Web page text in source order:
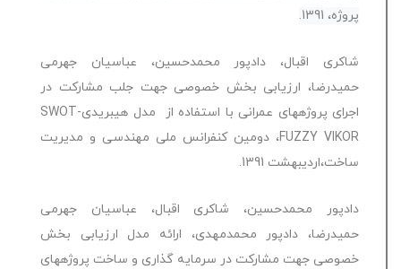
پروژه، 1391.
شاکری اقبال، دادپور محمدحسین، عباسیان جهرمی
حمیدرضا، ارزیابی بخش خصوصی جهت جلب مشارکت در
اجرای پروژه‏ها‏ی عمرانی با استفاده از مدل هیبریدیSWOT-
FUZZY VIKOR، دومین کنفرانس ملی مهندسی و مدیریت
ساخت،اردیبهشت 1391.
دادپور محمدحسین، شاکری اقبال، عباسیان جهرمی
حمیدرضا، دادپور محمدمهدی، ارائه مدل ارزیابی بخش
خصوصی جهت مشارکت در سرمایه گذاری و ساخت پروژه‏ها‏ی